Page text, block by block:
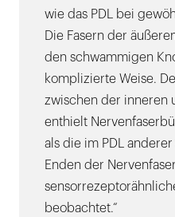
wie das PDL bei
Die Fasern der
den schwammigen
komplizierte Weise.
zwischen der inneren
enthielt
als die im PDL
Enden der
beobachtet.“